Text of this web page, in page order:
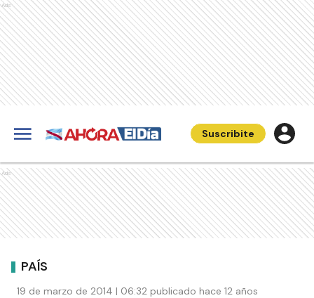
Ads
Suscribite
Ads
PAÍS
19 de marzo de 2014 | 06:32 publicado hace 12 años